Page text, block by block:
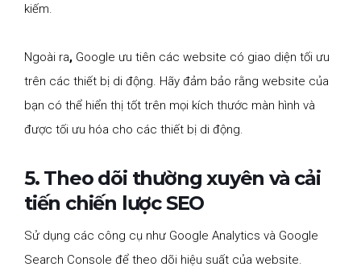
kiếm.
Ngoài ra, Google ưu tiên các website có giao diện tối ưu
trên các thiết bị di động. Hãy đảm bảo rằng website của
bạn có thể hiển thị tốt trên mọi kích thước màn hình và
được tối ưu hóa cho các thiết bị di động.
5. Theo dõi thường xuyên và cải
tiến chiến lược SEO
Sử dụng các công cụ như Google Analytics và Google
Search Console để theo dõi hiệu suất của website.